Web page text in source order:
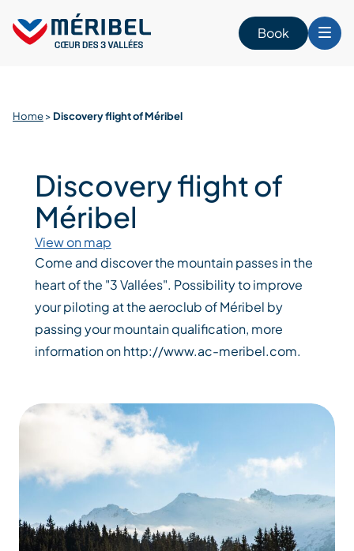
content
Book
Home> Discovery flight of Méribel
Discovery flight of
Méribel
View on map
Come and discover the mountain passes in the
heart of the "3 Vallées". Possibility to improve
your piloting at the aeroclub of Méribel by
passing your mountain qualification, more
information on http://www.ac-meribel.com.